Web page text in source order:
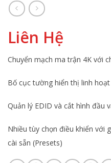
Liên Hệ
Chuyển mạch ma trận 4K với
Bố cục tường hiển thị linh hoạt
Quản lý EDID và cắt hình đầu
Nhiều tùy chọn điều khiển với
cài sẵn (Presets)